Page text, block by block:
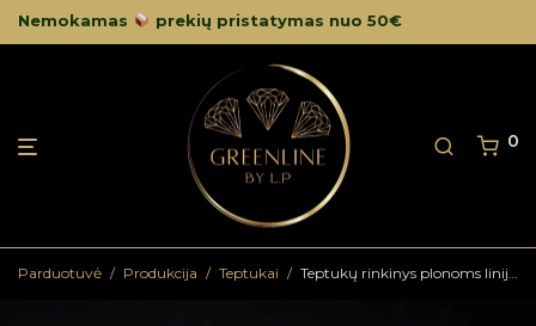
Nemokamas prekių pristatymas nuo 50€
0
Parduotuvė / Produkcija / Teptukai / Teptukų rinkinys plonoms linijoms piešti PLN678